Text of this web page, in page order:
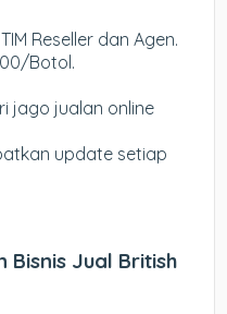
Reseller dan Agen.
Botol.
jago jualan online
update setiap
Jual British